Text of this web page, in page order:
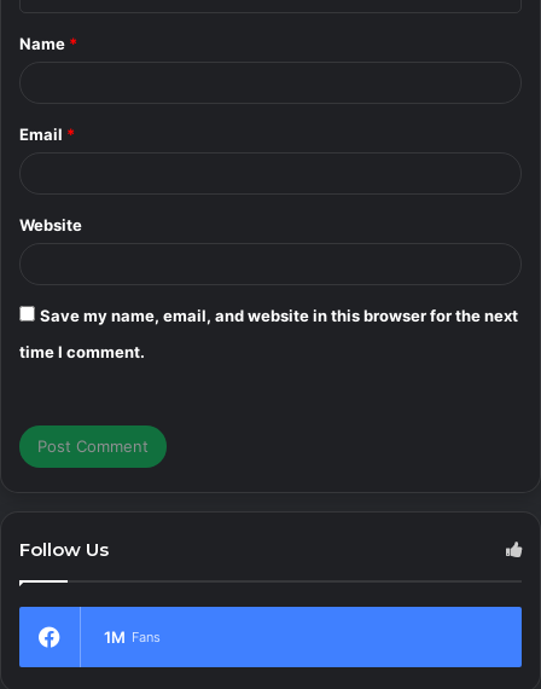
*
Name *
Email *
Website
Save my name, email, and website in this browser for the next
time I comment.
Follow Us
1M Fans